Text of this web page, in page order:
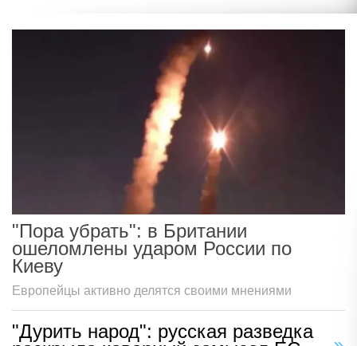
"Пора убрать": в Британии
ошеломлены ударом России по
Киеву
Европейцы активно делятся своими мнениями
"Дурить народ": русская разведка